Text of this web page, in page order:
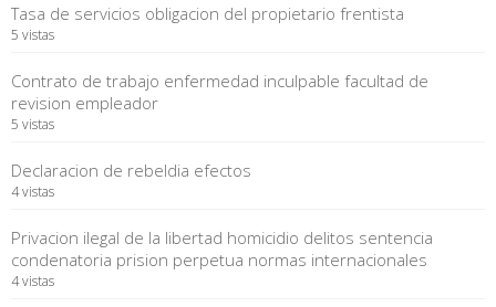
Tasa de servicios obligacion del propietario frentista
5 vistas
Contrato de trabajo enfermedad inculpable facultad de
revision empleador
5 vistas
Declaracion de rebeldia efectos
4 vistas
Privacion ilegal de la libertad homicidio delitos sentencia
condenatoria prision perpetua normas internacionales
4 vistas